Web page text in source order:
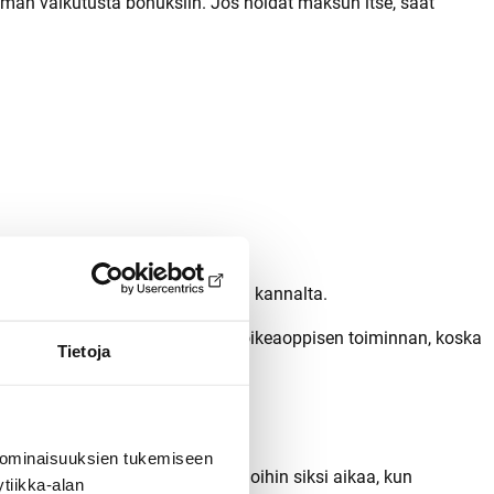
Tietoja
tukemiseen
alan
tärkeitä ajoturvallisuuden kannalta.
saattaa estää turvatyynyn oikeaoppisen toiminnan, koska
töihin tai muihin menoihin siksi aikaa, kun